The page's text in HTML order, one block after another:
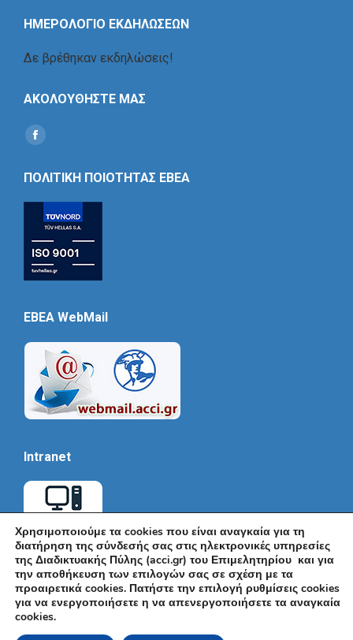
ΗΜΕΡΟΛΟΓΙΟ ΕΚΔΗΛΩΣΕΩΝ
Δε βρέθηκαν εκδηλώσεις!
ΑΚΟΛΟΥΘΗΣΤΕ ΜΑΣ
Find us on:
Social
ΠΟΛΙΤΙΚΗ ΠΟΙΟΤΗΤΑΣ ΕΒΕΑ
EBEA WebMail
Intranet
© Εμπορικό και Βιομηχανικό Επιμελητήριο Αθηνών 2026 |
Ακαδημίας 7, ΤΚ: 10671, Αθήνα, Τηλ: +30 210 3604815, e-mail:
Χρησιμοποιούμε τα cookies που είναι αναγκαία για τη
διατήρηση της σύνδεσής σας στις ηλεκτρονικές υπηρεσίες
της Διαδικτυακής Πύλης (acci.gr) του Επιμελητηρίου και για
την αποθήκευση των επιλογών σας σε σχέση με τα
προαιρετικά cookies. Πατήστε την επιλογή ρυθμίσεις cookies
για να ενεργοποιήσετε η να απενεργοποιήσετε τα αναγκαία
cookies.